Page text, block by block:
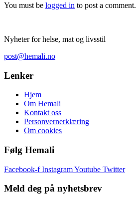
You must be logged in to post a comment.
Nyheter for helse, mat og livsstil
post@hemali.no
Lenker
Hjem
Om Hemali
Kontakt oss
Personvernerklæring
Om cookies
Følg Hemali
Facebook-f InstagramYoutube Twitter
Meld deg på nyhetsbrev